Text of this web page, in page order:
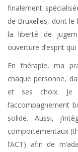
finalement
de Bruxelles, dont
la liberté de
ouverture d’esprit
En thérapie, ma
chaque personne,
et ses choix. Je
l’accompagnement
solide. Aussi,
comportementaux
l’ACT) afin de